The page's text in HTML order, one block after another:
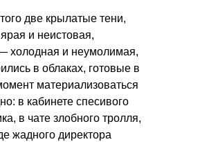
две крылатые тени,
и неистовая,
холодная и неумолимая,
в облаках, готовые в
материализоваться
в кабинете спесивого
в чате злобного тролля,
жадного директора